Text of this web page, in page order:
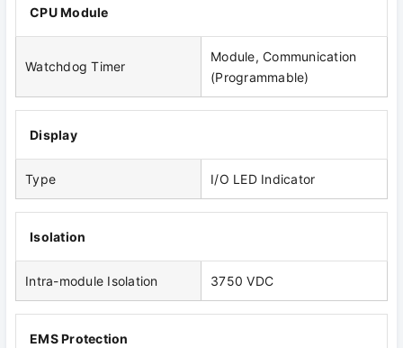
CPU Module
Watchdog Timer
Module, Communication
(Programmable)
Display
Type I/O LED Indicator
Isolation
Intra-module Isolation 3750 VDC
EMS Protection